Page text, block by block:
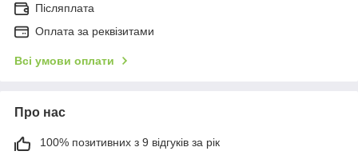
Післяплата
Оплата за реквізитами
Всі умови оплати
Про нас
100% позитивних з 9 відгуків за рік